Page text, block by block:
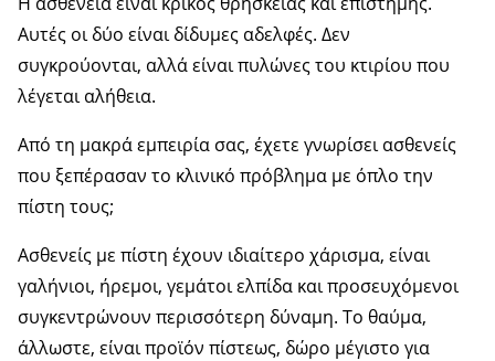
Αυτές οι δύο είναι δίδυμες αδελφές. Δεν
συγκρούονται, αλλά είναι πυλώνες του κτιρίου που
λέγεται αλήθεια.
Από τη μακρά εμπειρία σας, έχετε γνωρίσει ασθενείς
που ξεπέρασαν το κλινικό πρόβλημα με όπλο την
πίστη τους;
Ασθενείς με πίστη έχουν ιδιαίτερο χάρισμα, είναι
γαλήνιοι, ήρεμοι, γεμάτοι ελπίδα και προσευχόμενοι
συγκεντρώνουν περισσότερη δύναμη. Το θαύμα,
άλλωστε, είναι προϊόν πίστεως, δώρο μέγιστο για